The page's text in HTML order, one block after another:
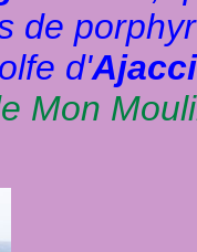
de
d'
Mon